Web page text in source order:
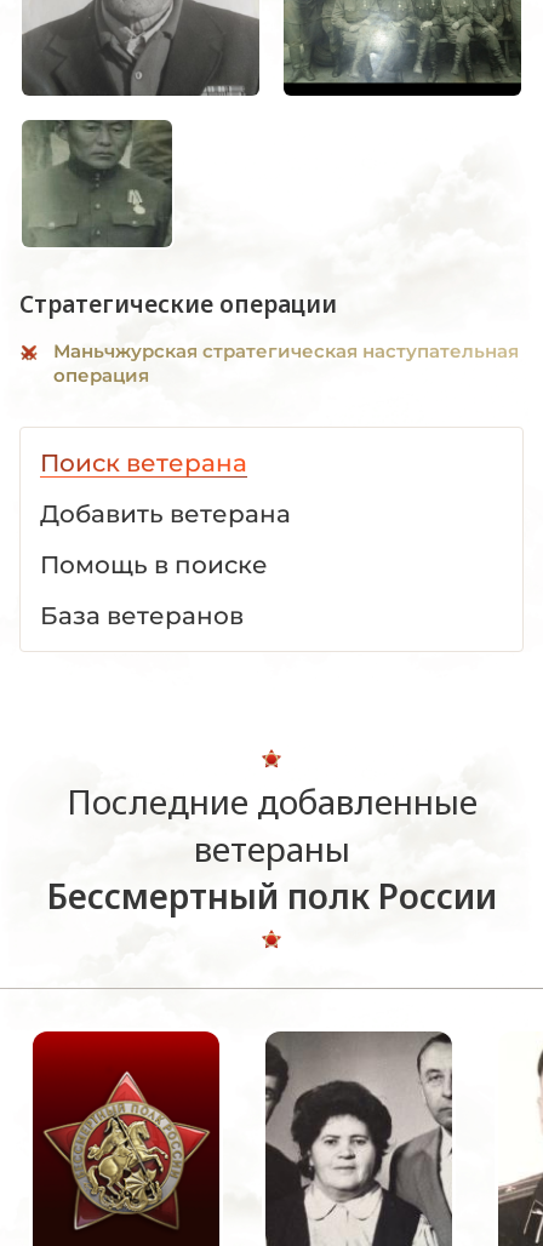
Стратегические операции
Маньчжурская стратегическая наступательная
операция
Поиск ветерана
Добавить ветерана
Помощь в поиске
База ветеранов
Последние добавленные
ветераны
Бессмертный полк России